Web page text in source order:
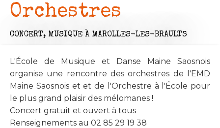
Orchestres
CONCERT, MUSIQUE À MAROLLES-LES-BRAULTS
L'École de Musique et Danse Maine Saosnois
organise une rencontre des orchestres de l'EMD
Maine Saosnois et et de l'Orchestre à l'École pour
le plus grand plaisir des mélomanes !
Concert gratuit et ouvert à tous
Renseignements au 02 85 29 19 38